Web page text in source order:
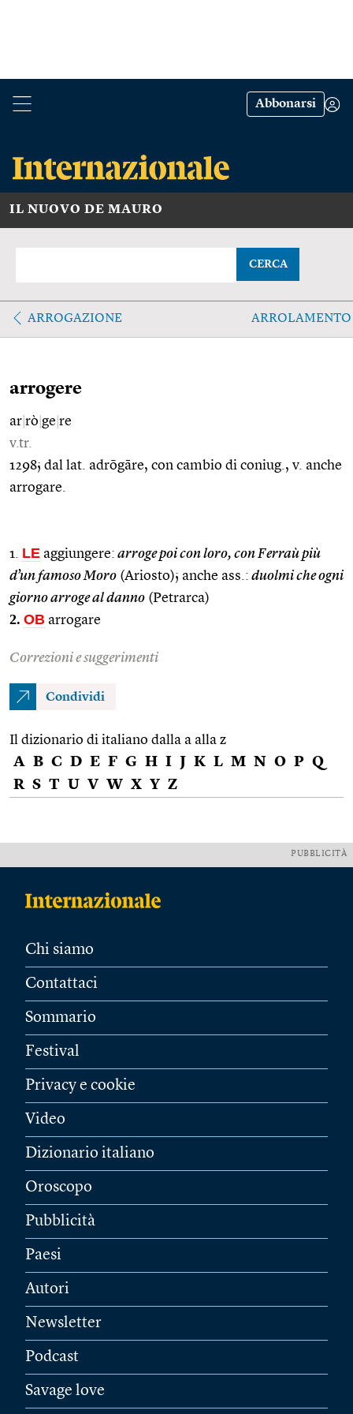
Abbonarsi
IL NUOVO DE MAURO
CERCA
ARROGAZIONE ARROLAMENTO
arrogere
ar rò ge re
v.tr.
1298; dal lat. adrōgāre, con cambio di coniug., v. anche
arrogare.
1. LE aggiungere: arroge poi con loro, con Ferraù più
d’un famoso Moro (Ariosto); anche ass.: duolmi che ogni
giorno arroge al danno (Petrarca)
2. OB arrogare
Correzioni e suggerimenti
Condividi
Il dizionario di italiano dalla a alla z
A B C D E F G H I J K L M N O P Q
R S T U V W X Y Z
PUBBLICITÀ
Chi siamo
Contattaci
Sommario
Festival
Privacy e cookie
Video
Dizionario italiano
Oroscopo
Pubblicità
Paesi
Autori
Newsletter
Podcast
Savage love